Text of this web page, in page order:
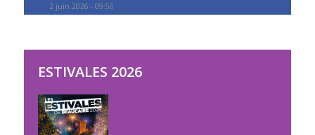
2 juin 2026 - 09:56
ESTIVALES 2026